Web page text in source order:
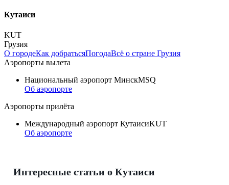
Кутаиси
KUT
Грузия
О городеКак добратьсяПогодаВсё о стране Грузия
Аэропорты вылета
Национальный аэропорт МинскMSQ
Об аэропорте
Аэропорты прилёта
Международный аэропорт КутаисиKUT
Об аэропорте
Интересные статьи о Кутаиси